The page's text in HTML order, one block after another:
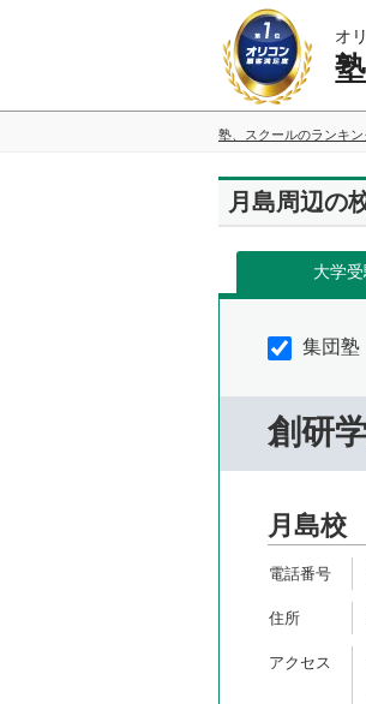
オ
塾、スクールのランキン
月島周辺の
大学
集団塾
創研
月島校